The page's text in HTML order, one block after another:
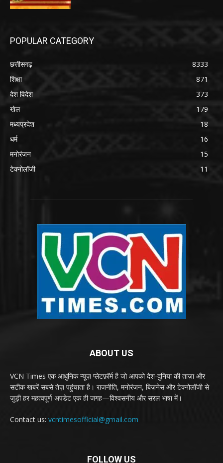
POPULAR CATEGORY
छत्तीसगढ़
8333
शिक्षा
871
देश विदेश
373
खेल
179
मध्यप्रदेश
18
धर्म
16
मनोरंजन
15
टेक्नोलॉजी
11
ABOUT US
VCN Times एक आधुनिक न्यूज़ प्लेटफ़ॉर्म है जो आपको देश-दुनिया की ताज़ा और
सटीक खबरें सबसे तेज़ पहुंचाता है। राजनीति, मनोरंजन, बिज़नेस और टेक्नोलॉजी से
जुड़ी हर महत्वपूर्ण अपडेट एक ही जगह—विश्वसनीय और सरल भाषा में।
Contact us: vcntimesofficial@gmail.com
FOLLOW US